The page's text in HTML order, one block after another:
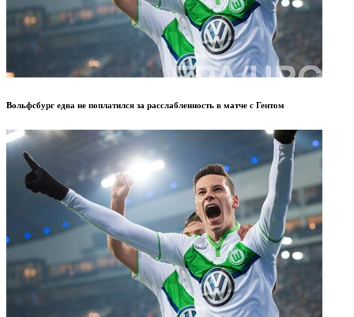
Вольфсбург едва не поплатился за расслабленность в матче с Гентом